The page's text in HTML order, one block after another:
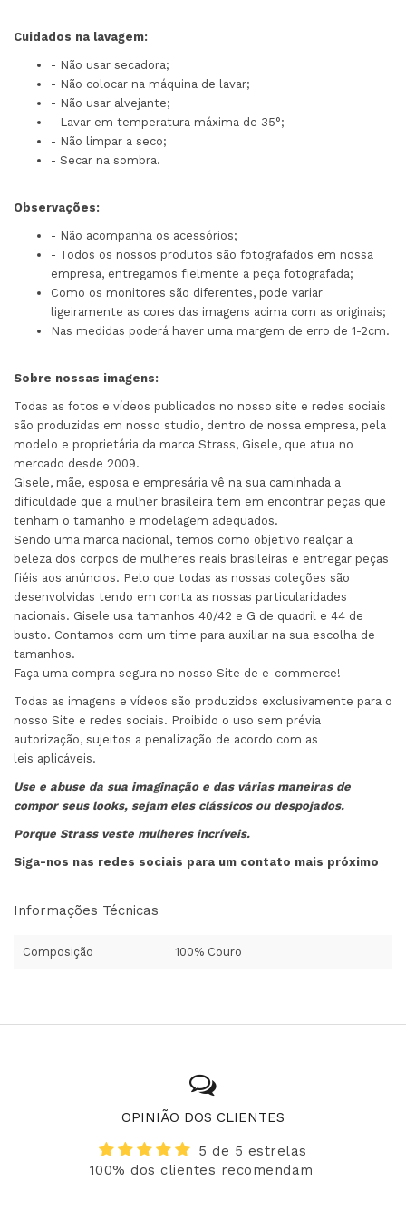
Cuidados na lavagem:
- Não usar secadora;
- Não colocar na máquina de lavar;
- Não usar alvejante;
- Lavar em temperatura máxima de 35°;
- Não limpar a seco;
- Secar na sombra.
Observações:
- Não acompanha os acessórios;
- Todos os nossos produtos são fotografados em nossa
empresa, entregamos fielmente a peça fotografada;
Como os monitores são diferentes, pode variar
ligeiramente as cores das imagens acima com as originais;
Nas medidas poderá haver uma margem de erro de 1-2cm.
Sobre nossas imagens:
Todas as fotos e vídeos publicados no nosso site e redes sociais
são produzidas em nosso studio, dentro de nossa empresa, pela
modelo e proprietária da marca Strass, Gisele, que atua no
mercado desde 2009.
Gisele, mãe, esposa e empresária vê na sua caminhada a
dificuldade que a mulher brasileira tem em encontrar peças que
tenham o tamanho e modelagem adequados.
Sendo uma marca nacional, temos como objetivo realçar a
beleza dos corpos de mulheres reais brasileiras e entregar peças
fiéis aos anúncios. Pelo que todas as nossas coleções são
desenvolvidas tendo em conta as nossas particularidades
nacionais. Gisele usa tamanhos 40/42 e G de quadril e 44 de
busto. Contamos com um time para auxiliar na sua escolha de
tamanhos.
Faça uma compra segura no nosso Site de e-commerce!
Todas as imagens e vídeos são produzidos exclusivamente para o
nosso Site e redes sociais. Proibido o uso sem prévia
autorização, sujeitos a penalização de acordo com as
leis aplicáveis.
Use e abuse da sua imaginação e das várias maneiras de
compor seus looks, sejam eles clássicos ou despojados.
Porque Strass veste mulheres incríveis.
Siga-nos nas redes sociais para um contato mais próximo
Informações Técnicas
Composição 100% Couro
OPINIÃO DOS CLIENTES
5 de 5 estrelas
100% dos clientes recomendam